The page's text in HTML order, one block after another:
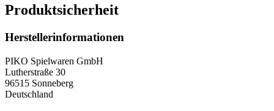
Produktsicherheit
Herstellerinformationen
PIKO Spielwaren GmbH
Lutherstraße 30
96515 Sonneberg
Deutschland